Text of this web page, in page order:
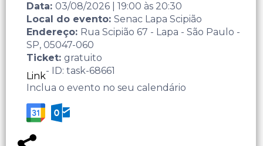
Data: 03/08/2026 19:00 às 20:30
Local do evento: Senac Lapa Scipião
Endereço: Rua Scipião 67 - Lapa - São Paulo -
SP, 05047-060
Ticket: gratuito
Link- ID: task-68661
Inclua o evento no seu calendário